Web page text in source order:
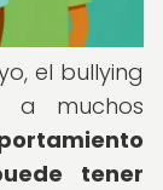
el bullying
a muchos
tener